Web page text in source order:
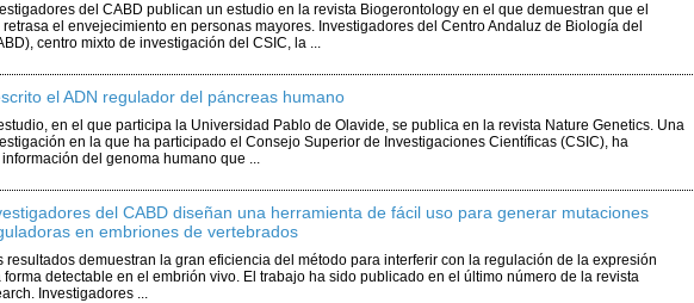
del CABD publican un estudio en la revista Biogerontology en el que demuestran que el
el envejecimiento en personas mayores. Investigadores del Centro Andaluz de Biología del
centro mixto de investigación del CSIC, la ...
el ADN regulador del páncreas humano
en el que participa la Universidad Pablo de Olavide, se publica en la revista Nature Genetics. Una
en la que ha participado el Consejo Superior de Investigaciones Científicas (CSIC), ha
del genoma humano que ...
del CABD diseñan una herramienta de fácil uso para generar mutaciones
en embriones de vertebrados
resultados demuestran la gran eficiencia del método para interferir con la regulación de la expresión
detectable en el embrión vivo. El trabajo ha sido publicado en el último número de la revista
Investigadores ...